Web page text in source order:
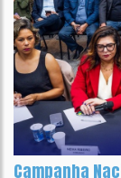
Campanha